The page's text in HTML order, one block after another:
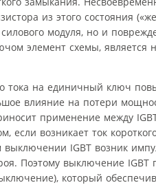
из этого состояния
модуля, но и
элемент схемы, является
тока на единичный ключ
влияние на потери
применение между
возникает ток
IGBT возник
Поэтому выключение
который